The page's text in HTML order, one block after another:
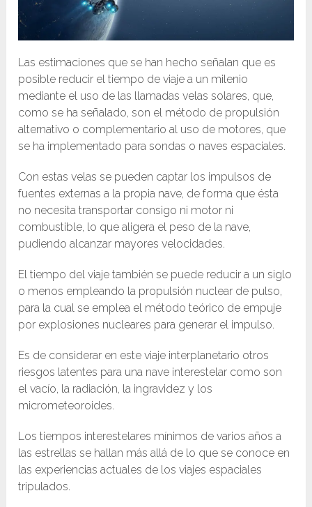
Las estimaciones que se han hecho señalan que es
posible reducir el tiempo de viaje a un milenio
mediante el uso de las llamadas velas solares, que,
como se ha señalado, son el método de propulsión
alternativo o complementario al uso de motores, que
se ha implementado para sondas o naves espaciales.
Con estas velas se pueden captar los impulsos de
fuentes externas a la propia nave, de forma que ésta
no necesita transportar consigo ni motor ni
combustible, lo que aligera el peso de la nave,
pudiendo alcanzar mayores velocidades.
El tiempo del viaje también se puede reducir a un siglo
o menos empleando la propulsión nuclear de pulso,
para la cual se emplea el método teórico de empuje
por explosiones nucleares para generar el impulso.
Es de considerar en este viaje interplanetario otros
riesgos latentes para una nave interestelar como son
el vacío, la radiación, la ingravidez y los
micrometeoroides.
Los tiempos interestelares mínimos de varios años a
las estrellas se hallan más allá de lo que se conoce en
las experiencias actuales de los viajes espaciales
tripulados.